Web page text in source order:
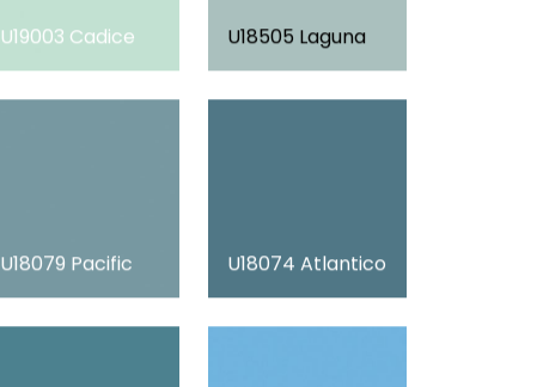
U19003 Cadice U18505 Laguna
U18079 Pacific U18074 Atlantico